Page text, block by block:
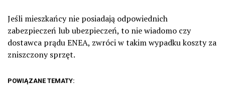
Jeśli mieszkańcy nie posiadają odpowiednich
zabezpieczeń lub ubezpieczeń, to nie wiadomo czy
dostawca prądu ENEA, zwróci w takim wypadku koszty za
zniszczony sprzęt.
POWIĄZANE TEMATY: